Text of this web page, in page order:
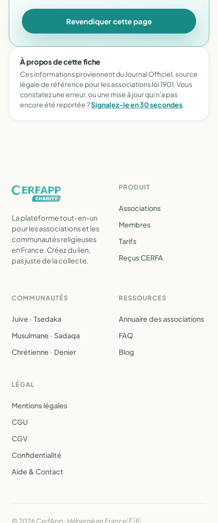
Revendiquer cette page
À propos de cette fiche
Ces informations proviennent du Journal Officiel, source
légale de référence pour les associations loi 1901. Vous
constatez une erreur, ou une mise à jour qui n'a pas
encore été reportée ?Signalez-le en 30 secondes.
La plateforme tout-en-un
pour les associations et les
communautés religieuses
en France. Créez du lien,
pas juste de la collecte.
PRODUIT
Associations
Membres
Tarifs
Reçus CERFA
COMMUNAUTÉS
Juive · Tsedaka
Musulmane · Sadaqa
Chrétienne · Denier
RESSOURCES
Annuaire des associations
FAQ
Blog
LÉGAL
Mentions légales
CGU
CGV
Confidentialité
Aide & Contact
© 2026 CerfApp · Hébergé en France 🇫🇷